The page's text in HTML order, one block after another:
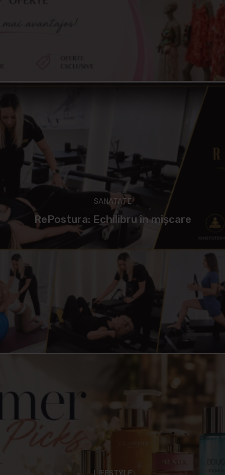
SANATATE
RePostura: Echilibru în mișcare
LIFESTYLE